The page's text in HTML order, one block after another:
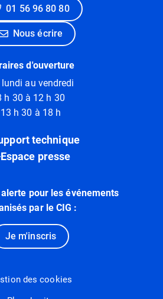
01 56 96 80 80
Nous écrire
d'ouverture
lundi au vendredi
h 30 à 12 h 30
13 h 30 à 18 h
technique
Espace presse
alerte pour les événements
par le CIG :
Je m'inscris
des cookies